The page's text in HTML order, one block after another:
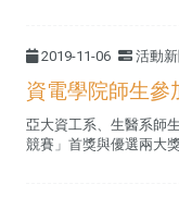
2019-11-06 活動
資電學院師生參
亞大資工系、生醫系師
競賽」首獎與優選兩大